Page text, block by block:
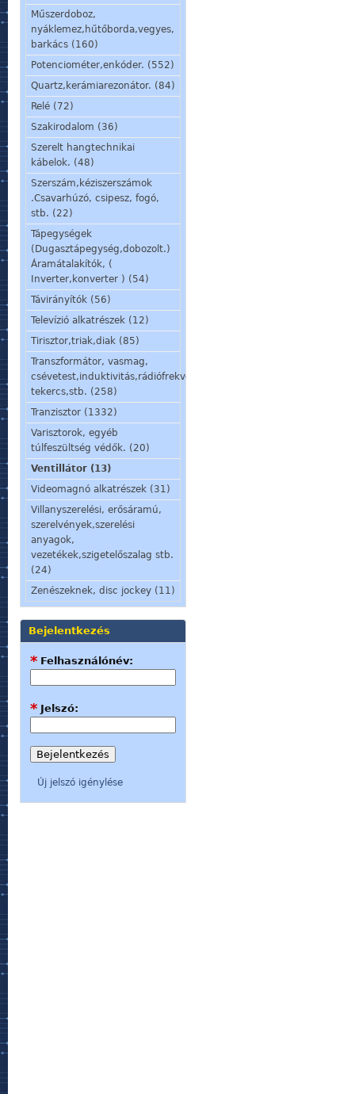
Műszerdoboz,
nyáklemez,hűtőborda,vegyes,
barkács (160)
Potenciométer,enkóder. (552)
Quartz,kerámiarezonátor. (84)
Relé (72)
Szakirodalom (36)
Szerelt hangtechnikai
kábelok. (48)
Szerszám,kéziszerszámok
.Csavarhúzó, csipesz, fogó,
stb. (22)
Tápegységek
(Dugasztápegység,dobozolt.)
Áramátalakítók, (
Inverter,konverter ) (54)
Távirányítók (56)
Televízió alkatrészek (12)
Tirisztor,triak,diak (85)
Transzformátor, vasmag,
csévetest,induktivitás,rádiófrekvenciás
tekercs,stb. (258)
Tranzisztor (1332)
Varisztorok, egyéb
túlfeszültség védők. (20)
Ventillátor (13)
Videomagnó alkatrészek (31)
Villanyszerelési, erősáramú,
szerelvények,szerelési
anyagok,
vezetékek,szigetelőszalag stb.
(24)
Zenészeknek, disc jockey (11)
Bejelentkezés
Felhasználónév:
*
Jelszó:
*
Új jelszó igénylése